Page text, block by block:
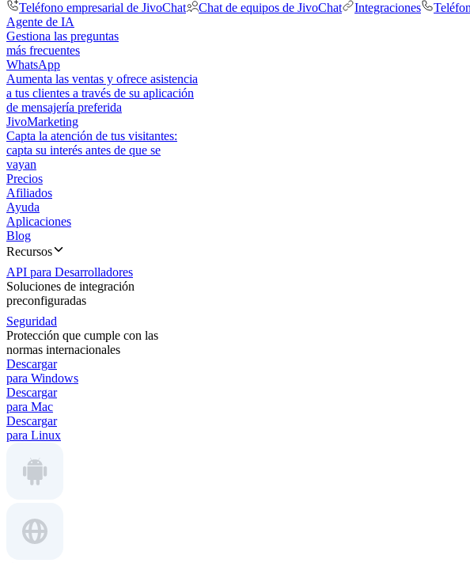
Teléfono empresarial de JivoChat
Chat de equipos de JivoChat Integraciones
Agente de IA
Gestiona las preguntas
más frecuentes
WhatsApp
Aumenta las ventas y ofrece asistencia
a tus clientes a través de su aplicación
de mensajería preferida
JivoMarketing
Capta la atención de tus visitantes:
capta su interés antes de que se
vayan
Precios
Afiliados
Ayuda
Aplicaciones
Blog
Recursos
API para Desarrolladores
Soluciones de integración
preconfiguradas
Seguridad
Protección que cumple con las
normas internacionales
Descargar
para Windows
Descargar
para Mac
Descargar
para Linux